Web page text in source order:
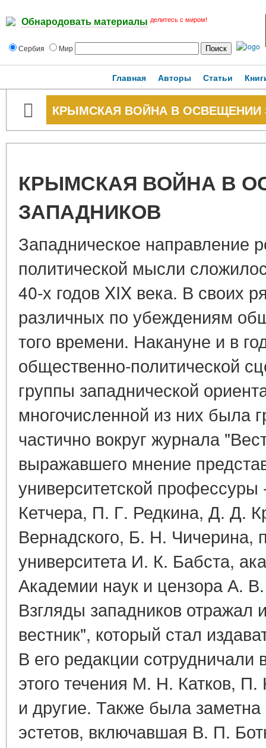
Обнародовать материалы делитесь с миром!
Сербия Мир
Главная Авторы Статьи
КРЫМСКАЯ ВОЙНА В ОСВЕЩЕНИИ
КРЫМСКАЯ ВОЙНА В
ЗАПАДНИКОВ
Западническое направление
политической мысли
40-х годов XIX века. В своих
различных по убеждениям
того времени. Накануне и в
общественно-политической
группы западнической
многочисленной из них была
частично вокруг журнала
выражавшего мнение
университетской
Кетчера, П. Г. Редкина, Д. Д.
Вернадского, Б. Н. Чичерина,
университета И. К. Бабста,
Академии наук и цензора А.
Взгляды западников отражал
вестник", который стал
В его редакции сотрудничали
этого течения М. Н. Катков,
и другие. Также была заметна
эстетов, включавшая В. П.